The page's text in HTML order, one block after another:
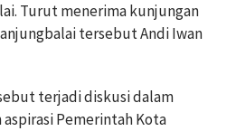
Turut menerima kunjungan
tersebut Andi Iwan
terjadi diskusi dalam
Pemerintah Kota